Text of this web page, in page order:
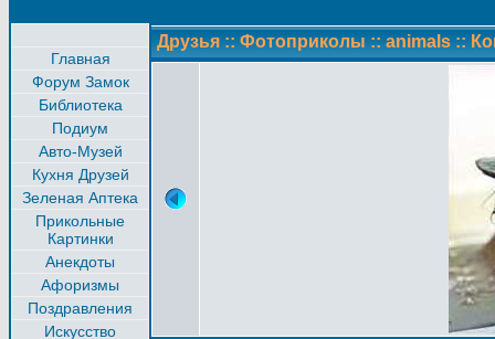
Главная
Форум Замок
Библиотека
Подиум
Авто-Музей
Кухня Друзей
Зеленая Аптека
Прикольные
Картинки
Анекдоты
Афоризмы
Поздравления
Искусство
Друзья :: Фотоприколы :: animals ::